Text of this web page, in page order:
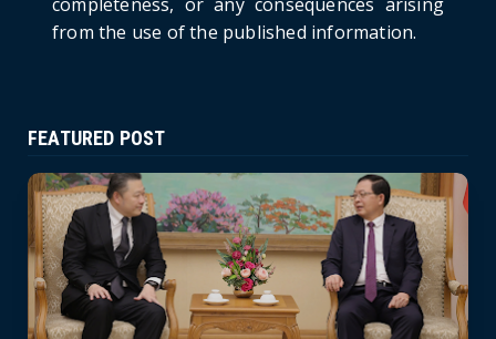
from the use of the published information.
FEATURED POST